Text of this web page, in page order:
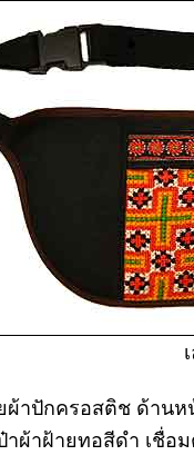
ผ้าปักครอสติช ด้า
ผ้าฝ้ายทอสีดำ เชื่